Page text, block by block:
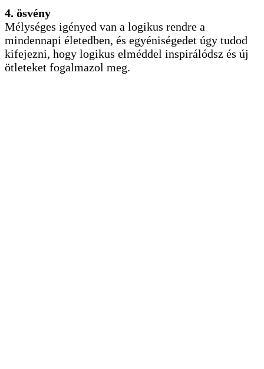
4. ösvény
Mélységes igényed van a logikus rendre a
mindennapi életedben, és egyéniségedet úgy tudod
kifejezni, hogy logikus elméddel inspirálódsz és új
ötleteket fogalmazol meg.